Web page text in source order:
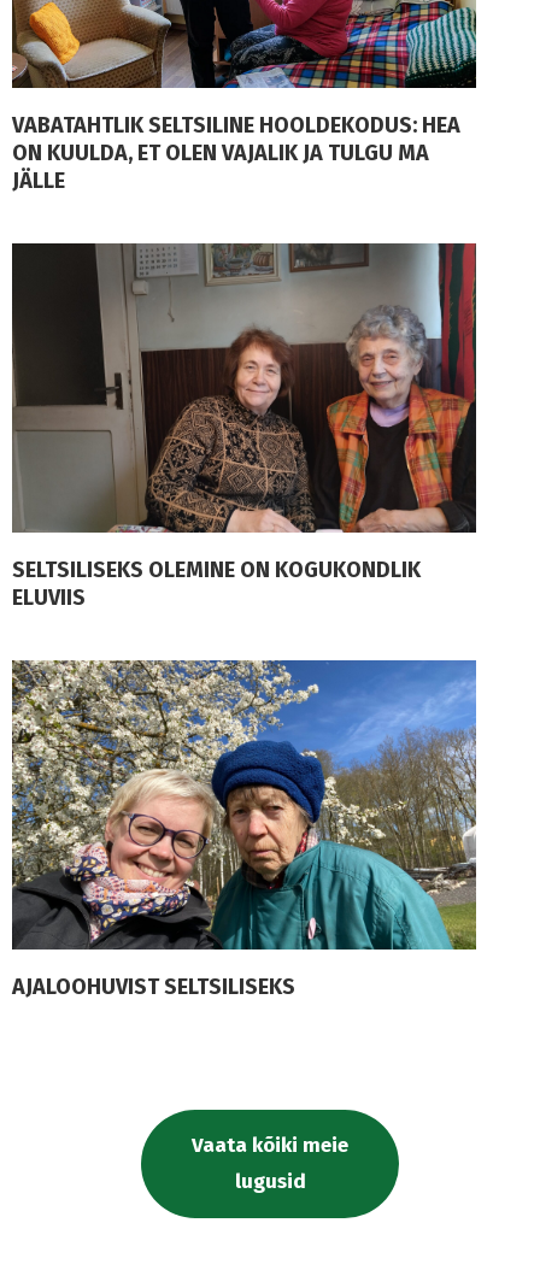
VABATAHTLIK SELTSILINE HOOLDEKODUS: HEA
ON KUULDA, ET OLEN VAJALIK JA TULGU MA
JÄLLE
SELTSILISEKS OLEMINE ON KOGUKONDLIK
ELUVIIS
AJALOOHUVIST SELTSILISEKS
Vaata kõiki meie
lugusid